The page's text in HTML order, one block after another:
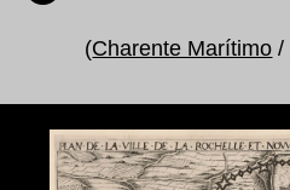
(Charente Marítimo /